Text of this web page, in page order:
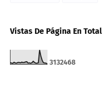
Vistas De Página En Total
3132468